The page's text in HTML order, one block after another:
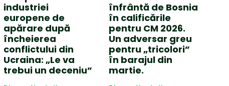
industriei
europene de
apărare după
încheierea
conflictului din
Ucraina: „Le va
trebui un deceniu”
înfrântă de Bosnia
în calificările
pentru CM 2026.
Un adversar greu
pentru „tricolori”
în barajul din
martie.